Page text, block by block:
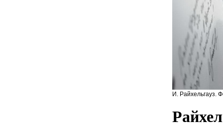
И. Райхельгауз.